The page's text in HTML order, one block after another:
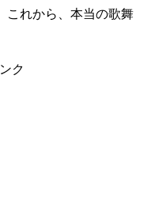
これから、本当の歌舞
ク